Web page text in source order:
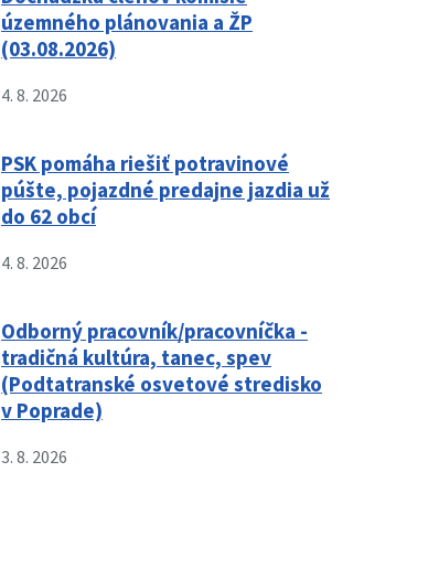
územného plánovania a ŽP
(03.08.2026)
4. 8. 2026
PSK pomáha riešiť potravinové
púšte, pojazdné predajne jazdia už
do 62 obcí
4. 8. 2026
Odborný pracovník/pracovníčka -
tradičná kultúra, tanec, spev
(Podtatranské osvetové stredisko
v Poprade)
3. 8. 2026